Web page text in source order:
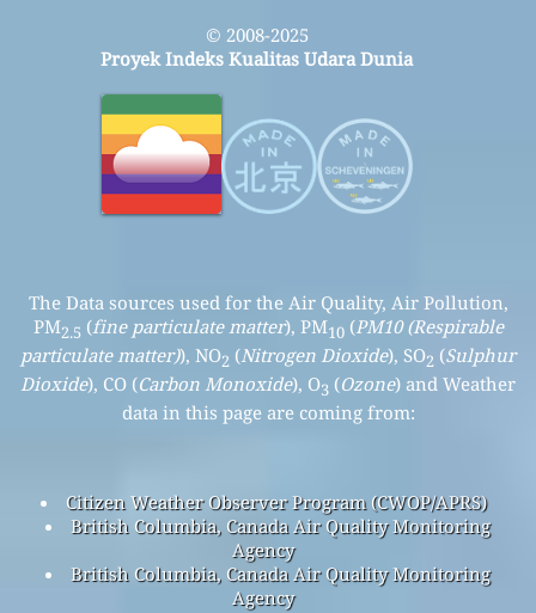
© 2008-2025
Proyek Indeks Kualitas Udara Dunia
The Data sources used for the Air Quality, Air Pollution,
PM2.5 (fine particulate matter), PM10(PM10 (Respirable
particulate matter)), NO2 (Nitrogen Dioxide), SO2 (Sulphur
Dioxide), CO (Carbon Monoxide), O3 (Ozone) and Weather
data in this page are coming from:
Citizen Weather Observer Program (CWOP/APRS)
British Columbia, Canada Air Quality Monitoring
Agency
British Columbia, Canada Air Quality Monitoring
Agency